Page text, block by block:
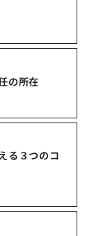
の所在
る３つのコ